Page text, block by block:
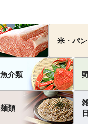
米・パン
魚介類
麺類